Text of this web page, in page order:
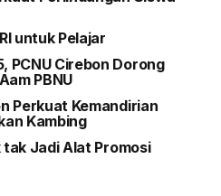
untuk Pelajar
PCNU Cirebon Dorong
PBNU
Perkuat Kemandirian
Kambing
Jadi Alat Promosi